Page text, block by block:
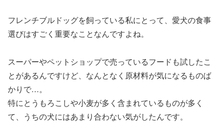
フレンチブルドッグを飼っている私にとって、愛犬の食事
選びはすごく重要なことなんですよね。
スーパーやペットショップで売っているフードも試したこ
とがあるんですけど、なんとなく原材料が気になるものば
かりで…。
特にとうもろこしや小麦が多く含まれているものが多く
て、うちの犬にはあまり合わない気がしたんです。